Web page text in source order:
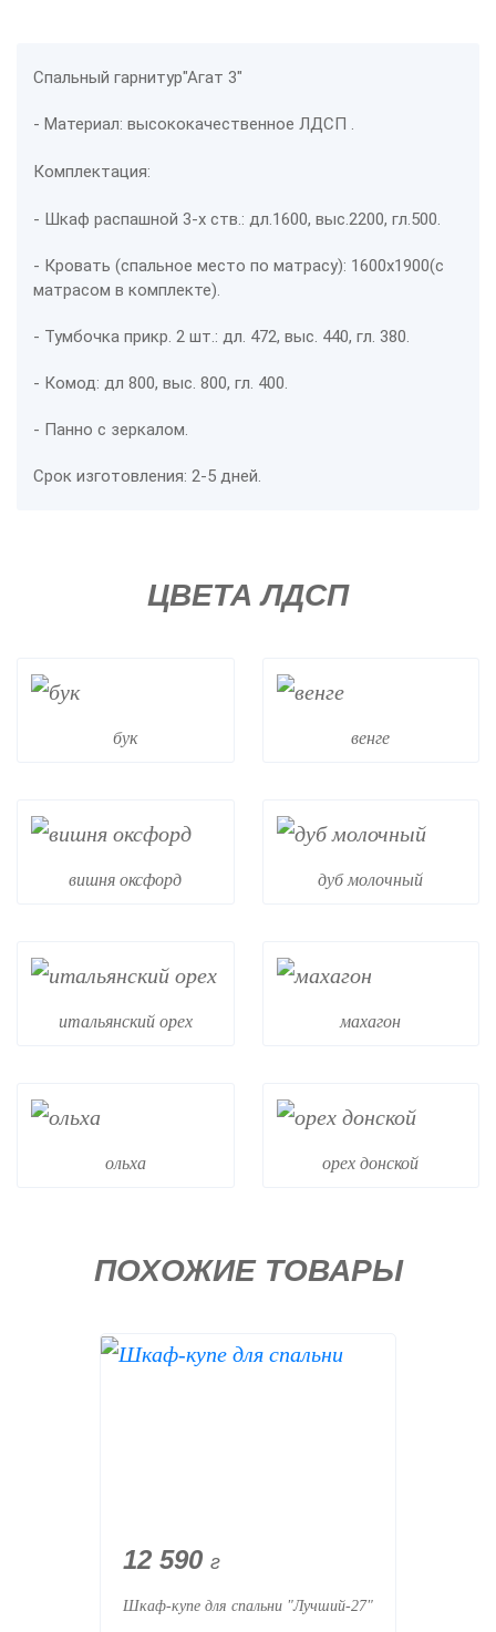
Спальный гарнитур"Агат 3"
- Материал: высококачественное ЛДСП .
Комплектация:
- Шкаф распашной 3-х ств.: дл.1600, выс.2200, гл.500.
- Кровать (спальное место по матрасу): 1600х1900(с
матрасом в комплекте).
- Тумбочка прикр. 2 шт.: дл. 472, выс. 440, гл. 380.
- Комод: дл 800, выс. 800, гл. 400.
- Панно с зеркалом.
Срок изготовления: 2-5 дней.
ЦВЕТА ЛДСП
бук венге
вишня оксфорд дуб молочный
итальянский орех махагон
ольха орех донской
ПОХОЖИЕ ТОВАРЫ
12 590 г
Шкаф-купе для спальни "Лучший-27"